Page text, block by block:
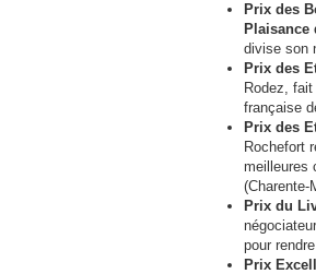
Prix des
Plaisance
divise son
Prix des
Rodez,
française
Prix des
Rochefort
meilleures
(Charente-
Prix du
pour
Prix